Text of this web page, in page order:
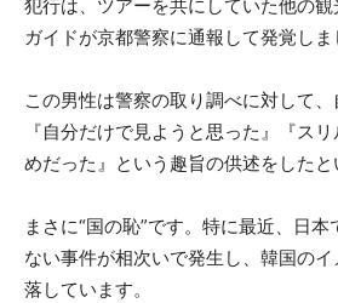
犯行は、ツアーを共にしていた他の
ガイドが京都警察に通報して発覚しま
この男性は警察の取り調べに対して、
『自分だけで見ようと思った』『ス
めだった』という趣旨の供述をしたと
まさに“国の恥”です。特に最近、日
ない事件が相次いで発生し、韓国の
落しています。